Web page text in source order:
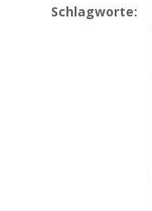
Schlagworte: